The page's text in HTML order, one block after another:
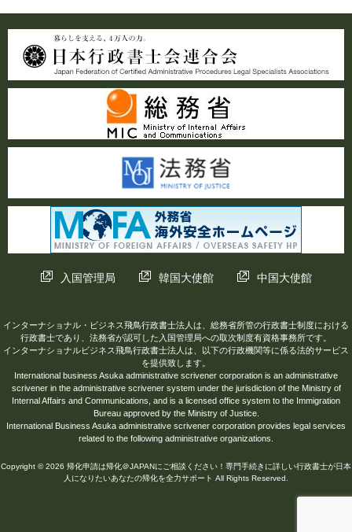
入国管理局 韓国大使館 中国大使館
インターナショナル・ビジネス飛鳥行政書士法人は、総務省所管の行政書士制度における
行政書士であり、法務省が認可した入国管理局への取次制度有資格事務所です。
インターナショナルビジネス飛鳥行政書士法人は、以下の行政機関等に係る法的サービス
を提供致します。
International business Asuka administrative scrivener corporation is an administrative
scrivener in the administrative scrivener system under the jurisdiction of the Ministry of
Internal Affairs and Communications, and is a licensed office system to the Immigration
Bureau approved by the Ministry of Justice.
International Business Asuka administrative scrivener corporation provides legal services
related to the following administrative organizations.
Copyright © 2026 帰化申請は帰化＠JAPANにご相談ください！専門手続きに詳しい行政書士が日本
人になりたいあなたの帰化を全力サポート All Rights Reserved.